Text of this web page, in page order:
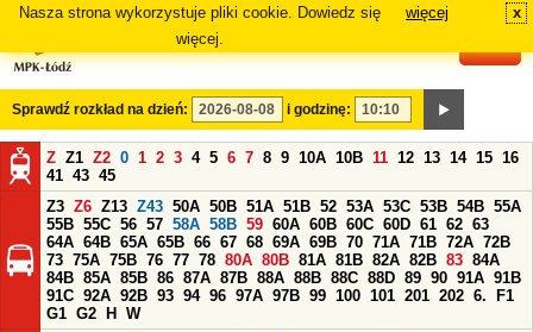
Nasza strona wykorzystuje pliki cookie. Dowiedz się
więcej.
więcej x
Sprawdź rozkład na dzień: i godzinę:
Z Z1 Z2 0 1 2 3 4 5 6 7 8 9 10A 10B 11 12 13 14 15 16
41 43 45
Z3 Z6 Z13 Z43 50A 50B 51A 51B 52 53A 53C 53B 54B 55A
55B 55C 56 57 58A 58B 59 60A 60B 60C 60D 61 62 63
64A 64B 65A 65B 66 67 68 69A 69B 70 71A 71B 72A 72B
73 75A 75B 76 77 78 80A 80B 81A 81B 82A 82B 83 84A
84B 85A 85B 86 87A 87B 88A 88B 88C 88D 89 90 91A 91B
91C 92A 92B 93 94 96 97A 97B 99 100 101 201 202 6.
F1
G1 G2 H
W